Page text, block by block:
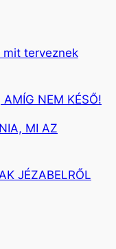
mit terveznek
AMÍG NEM KÉSŐ!
MI AZ
JÉZABELRŐL